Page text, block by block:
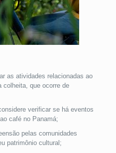
as atividades relacionadas ao
colheita, que ocorre de
verificar se há eventos
café no Panamá;
pelas comunidades
patrimônio cultural;